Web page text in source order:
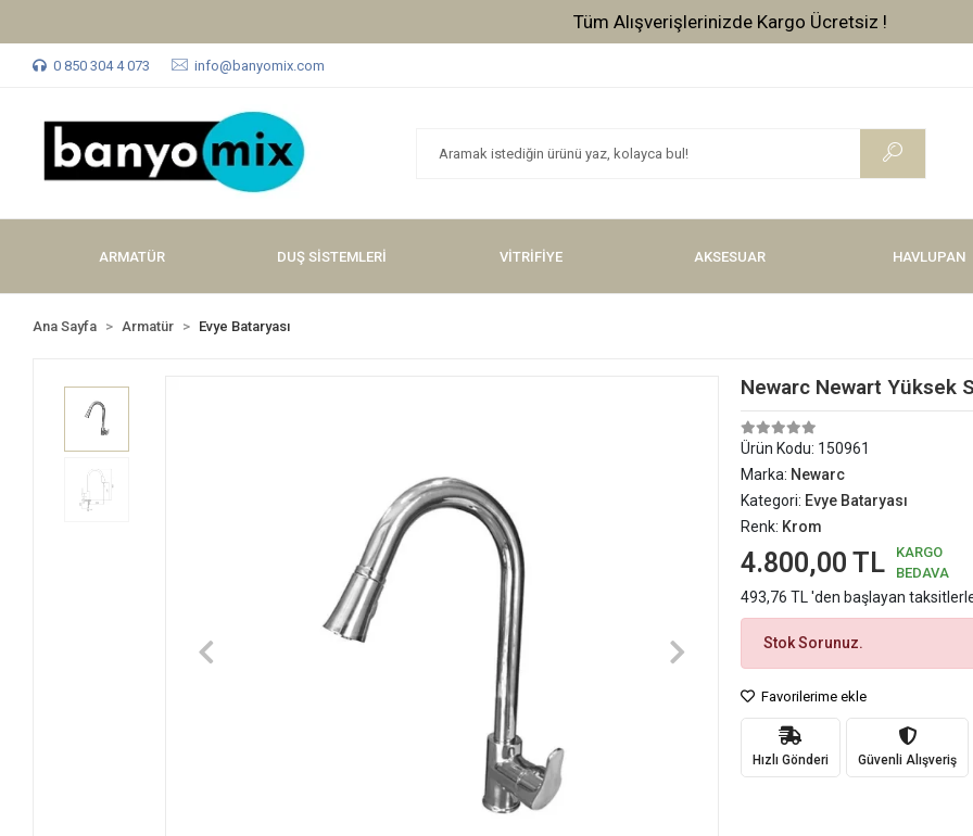
Tüm Alışverişlerinizde Kargo Ücretsiz !
0 850 304 4 073 info@banyomix.com
ARMATÜR DUŞ SİSTEMLERİ VİTRİFİYE AKSESUAR HAVLUPAN
Ana Sayfa Armatür Evye Bataryası
Newarc Newart Yüksek
Ürün Kodu: 150961
Marka: Newarc
Kategori: Evye Bataryası
Renk: Krom
4.800,00 TL
KARGO
BEDAVA
493,76 TL 'den başlayan
Stok Sorunuz.
Favorilerime ekle
Hızlı Gönderi Güvenli Alışveriş